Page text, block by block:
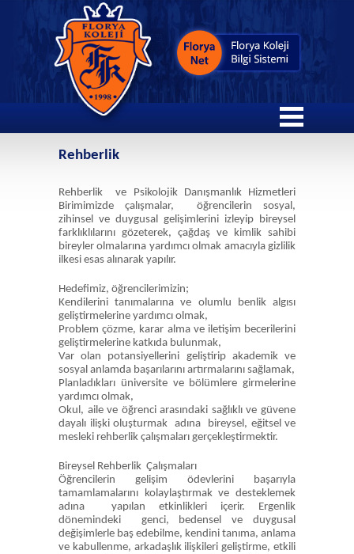
Rehberlik
Rehberlik ve Psikolojik Danışmanlık Hizmetleri
Birimimizde çalışmalar, öğrencilerin sosyal,
zihinsel ve duygusal gelişimlerini izleyip bireysel
farklıklılarını gözeterek, çağdaş ve kimlik sahibi
bireyler olmalarına yardımcı olmak amacıyla gizlilik
ilkesi esas alınarak yapılır.
Hedefimiz, öğrencilerimizin;
Kendilerini tanımalarına ve olumlu benlik algısı
geliştirmelerine yardımcı olmak,
Problem çözme, karar alma ve iletişim becerilerini
geliştirmelerine katkıda bulunmak,
Var olan potansiyellerini geliştirip akademik ve
sosyal anlamda başarılarını artırmalarını sağlamak,
Planladıkları üniversite ve bölümlere girmelerine
yardımcı olmak,
Okul, aile ve öğrenci arasındaki sağlıklı ve güvene
dayalı ilişki oluşturmak adına bireysel, eğitsel ve
mesleki rehberlik çalışmaları gerçekleştirmektir.
Bireysel Rehberlik Çalışmaları
Öğrencilerin gelişim ödevlerini başarıyla
tamamlamalarını kolaylaştırmak ve desteklemek
adına yapılan etkinlikleri içerir. Ergenlik
dönemindeki genci, bedensel ve duygusal
değişimlerle baş edebilme, kendini tanıma, anlama
ve kabullenme, arkadaşlık ilişkileri geliştirme, etkili